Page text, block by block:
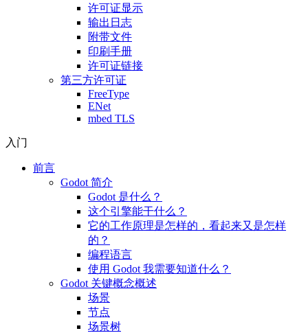
许可证显示
输出日志
附带文件
印刷手册
许可证链接
第三方许可证
FreeType
ENet
mbed TLS
入门
前言
Godot 简介
Godot 是什么？
这个引擎能干什么？
它的工作原理是怎样的，看起来又是怎样
的？
编程语言
使用 Godot 我需要知道什么？
Godot 关键概念概述
场景
节点
场景树